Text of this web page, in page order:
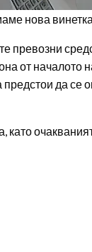
нова винетка.
превозни
от началото
да се